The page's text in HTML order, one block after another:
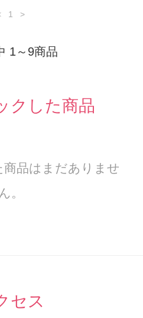
1 >
1～9商品
クした商品
品はまだありませ
ん。
セス